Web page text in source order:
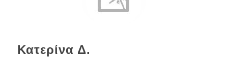
Κατερίνα Δ.